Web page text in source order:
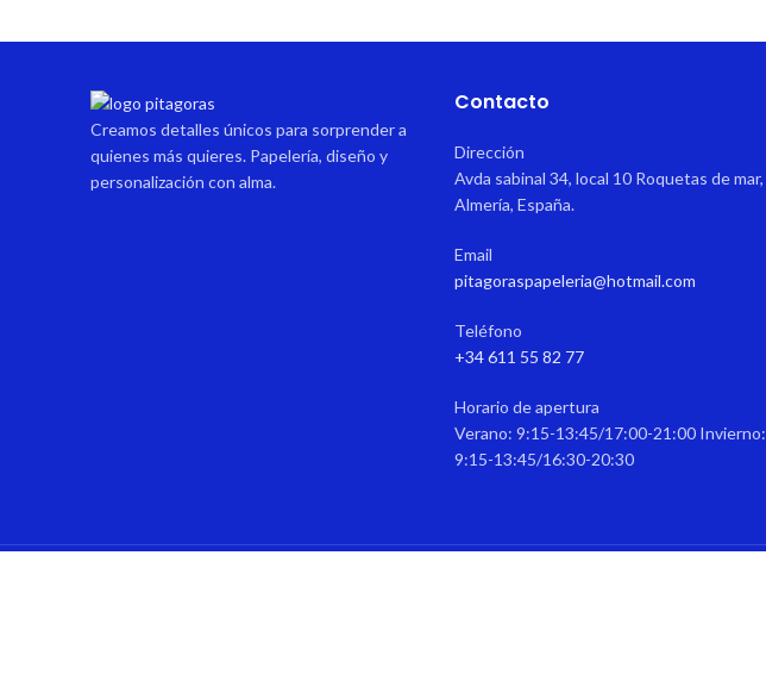
Creamos detalles únicos para sorprender a
quienes más quieres. Papelería, diseño y
personalización con alma.
Contacto
Dirección
Avda sabinal 34, local 10 Roquetas de mar,
Almería, España.
Email
pitagoraspapeleria@hotmail.com
Teléfono
+34 611 55 82 77
Horario de apertura
Verano: 9:15-13:45/17:00-21:00 Invierno:
9:15-13:45/16:30-20:30